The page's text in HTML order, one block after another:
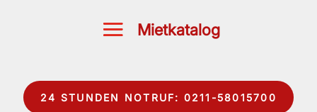
24 STUNDEN NOTRUF: 0211-58015700